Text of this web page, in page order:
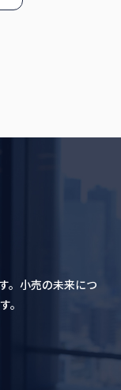
。小売の未来につ
。